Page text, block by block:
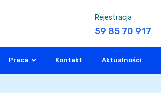
Rejestracja
59 85 70 917
Praca Kontakt Aktualności